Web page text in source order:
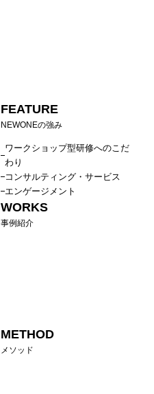
FEATURE
NEWONEの強み
ワークショップ型研修へのこだ
わり
コンサルティング・サービス
エンゲージメント
WORKS
事例紹介
METHOD
メソッド